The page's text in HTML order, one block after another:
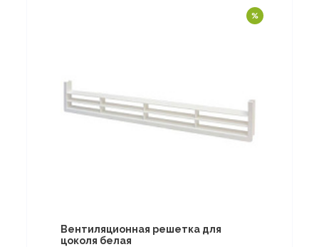
Вентиляционная решетка для
цоколя белая